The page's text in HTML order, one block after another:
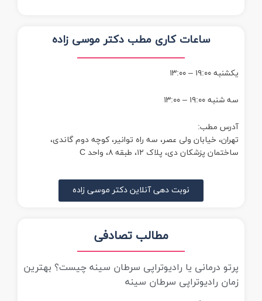
ساعات کاری مطب دکتر موسی زاده
یکشنبه ۱۹:۰۰ – ۱۳:۰۰
سه شنبه ۱۹:۰۰ – ۱۳:۰۰
آدرس مطب:
تهران، خیابان ولی عصر، سه راه توانیر، کوچه دوم گاندی،
ساختمان پزشکان دی، پلاک ۱۲، طبقه ۸، واحد C
نوبت دهی آنلاین دکتر موسی زاده
مطالب تصادفی
پرتو درمانی یا رادیوتراپی سرطان سینه چیست؟ بهترین
زمان رادیوتراپی سرطان سینه